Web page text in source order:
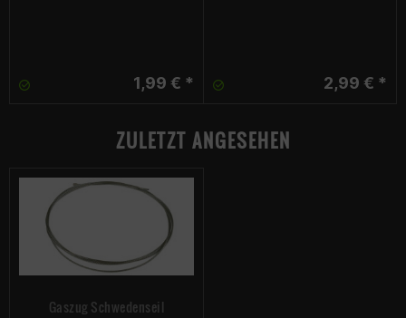
1,99 € * 2,99 € *
ZULETZT ANGESEHEN
Gaszug Schwedenseil